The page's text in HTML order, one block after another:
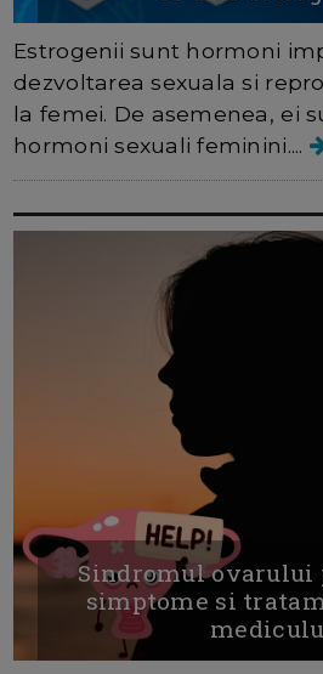
Estrogenii sunt hormoni
dezvoltarea sexuala si
la femei. De asemenea, ei
hormoni sexuali feminini....
Sindromul
simptome si